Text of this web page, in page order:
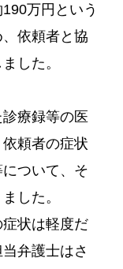
万円という
依頼者と協
した。
療録等の医
頼者の症状
ついて、そ
した。
状は軽度だ
弁護士はさ